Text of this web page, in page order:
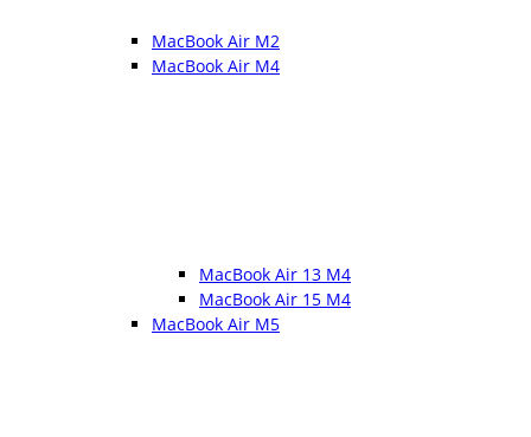
MacBook Air M2
MacBook Air M4
MacBook Air 13 M4
MacBook Air 15 M4
MacBook Air M5